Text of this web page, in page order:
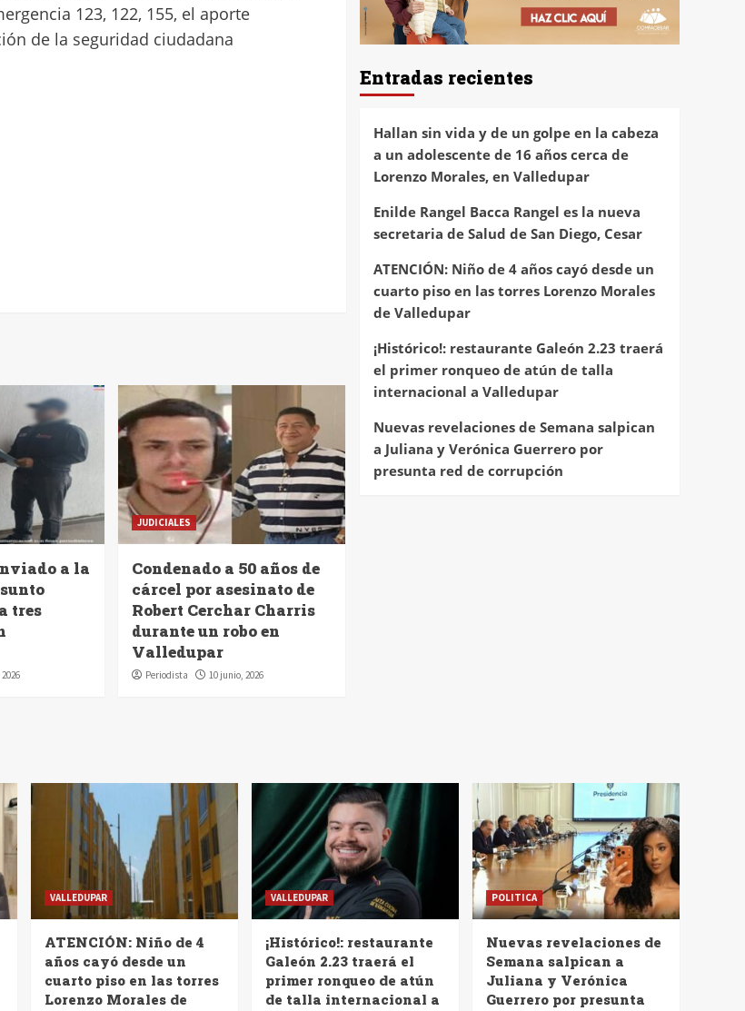
123, 122, 155, el aporte
de la seguridad ciudadana
a la
tres
JUDICIALES
Condenado a 50 años de
cárcel por asesinato de
Robert Cerchar Charris
durante un robo en
Valledupar
Periodista 10 junio, 2026
Entradas recientes
Hallan sin vida y de un golpe en la cabeza
a un adolescente de 16 años cerca de
Lorenzo Morales, en Valledupar
Enilde Rangel Bacca Rangel es la nueva
secretaria de Salud de San Diego, Cesar
ATENCIÓN: Niño de 4 años cayó desde un
cuarto piso en las torres Lorenzo Morales
de Valledupar
¡Histórico!: restaurante Galeón 2.23 traerá
el primer ronqueo de atún de talla
internacional a Valledupar
Nuevas revelaciones de Semana salpican
a Juliana y Verónica Guerrero por
presunta red de corrupción
VALLEDUPAR
ATENCIÓN: Niño de 4
años cayó desde un
cuarto piso en las torres
Lorenzo Morales de
VALLEDUPAR
¡Histórico!: restaurante
Galeón 2.23 traerá el
primer ronqueo de atún
de talla internacional a
POLITICA
Nuevas revelaciones de
Semana salpican a
Juliana y Verónica
Guerrero por presunta